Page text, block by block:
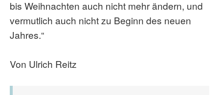
bis Weihnachten auch nicht mehr ändern, und
vermutlich auch nicht zu Beginn des neuen
Jahres.“
Von Ulrich Reitz